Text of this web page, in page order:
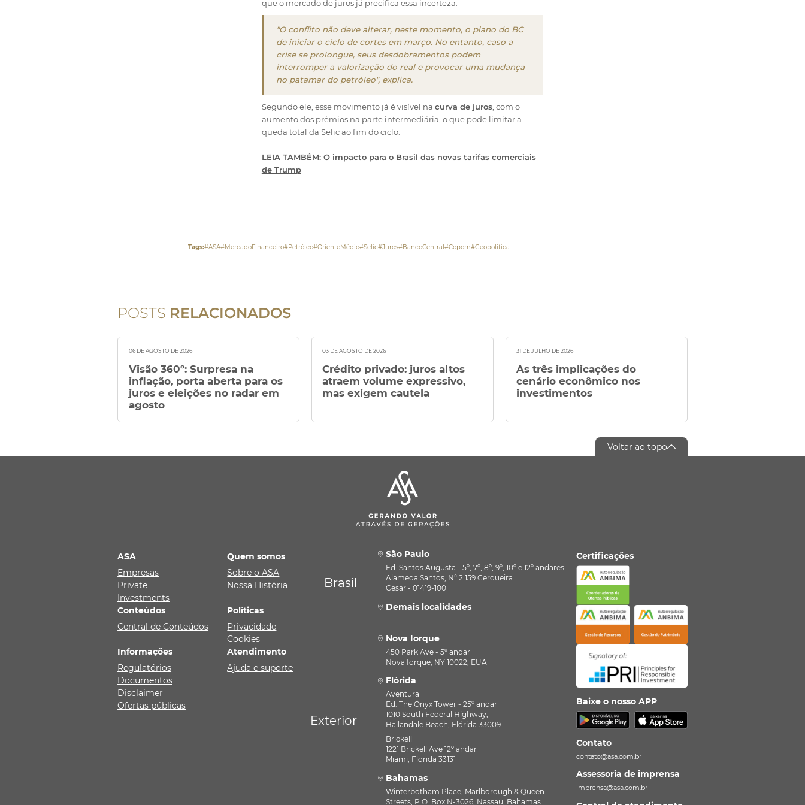
que o mercado de juros já precifica essa incerteza.
"O conflito não deve alterar, neste momento, o plano do BC
de iniciar o ciclo de cortes em março. No entanto, caso a
crise se prolongue, seus desdobramentos podem
interromper a valorização do real e provocar uma mudança
no patamar do petróleo", explica.
Segundo ele, esse movimento já é visível na curva de juros, com o
aumento dos prêmios na parte intermediária, o que pode limitar a
queda total da Selic ao fim do ciclo.
LEIA TAMBÉM: O impacto para o Brasil das novas tarifas comerciais
de Trump
Tags:#ASA#MercadoFinanceiro#Petróleo#OrienteMédio#Selic#Juros#BancoCentral#Copom#Geopolítica
POSTS RELACIONADOS
06 DE AGOSTO DE 2026
Visão 360º: Surpresa na
inflação, porta aberta para os
juros e eleições no radar em
agosto
03 DE AGOSTO DE 2026
Crédito privado: juros altos
atraem volume expressivo,
mas exigem cautela
31 DE JULHO DE 2026
As três implicações do
cenário econômico nos
investimentos
Voltar ao topo
ASA
Empresas
Private
Investments
Quem somos
Sobre o ASA
Nossa História
Conteúdos
Central de Conteúdos
Políticas
Privacidade
Cookies
Informações
Regulatórios
Documentos
Disclaimer
Ofertas públicas
Atendimento
Ajuda e suporte
Brasil
São Paulo
Ed. Santos Augusta - 5º, 7º, 8º, 9º, 10º e 12º andares
Alameda Santos, N° 2.159 Cerqueira
Cesar - 01419-100
Demais localidades
Exterior
Nova Iorque
450 Park Ave - 5º andar
Nova Iorque, NY 10022, EUA
Flórida
Aventura
Ed. The Onyx Tower - 25º andar
1010 South Federal Highway,
Hallandale Beach, Flórida 33009
Brickell
1221 Brickell Ave 12º andar
Miami, Florida 33131
Bahamas
Winterbotham Place, Marlborough & Queen
Streets, P.O. Box N-3026, Nassau, Bahamas
Certificações
Baixe o nosso APP
Contato
contato@asa.com.br
Assessoria de imprensa
imprensa@asa.com.br